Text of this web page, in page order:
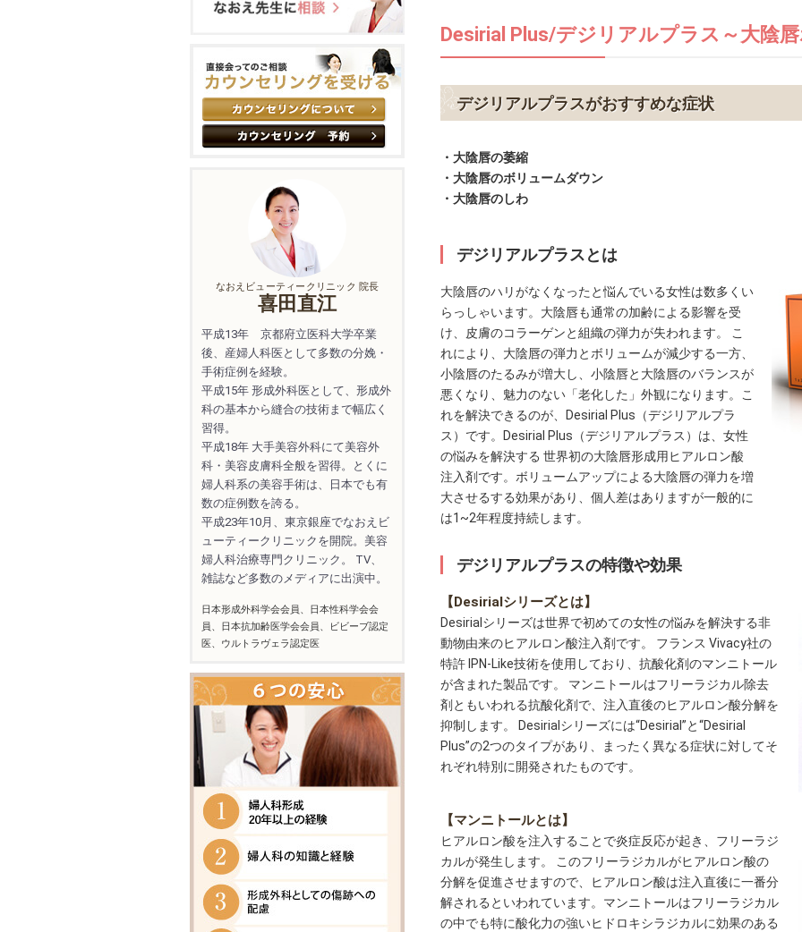
Desirial Plus/デジリアルプラス～大陰
デジリアルプラスがおすすめな症状
・大陰唇の萎縮
・大陰唇のボリュームダウン
・大陰唇のしわ
デジリアルプラスとは
大陰唇のハリがなくなったと悩んでいる女性は数多くい
らっしゃいます。大陰唇も通常の加齢による影響を受
け、皮膚のコラーゲンと組織の弾力が失われます。 こ
れにより、大陰唇の弾力とボリュームが減少する一方、
小陰唇のたるみが増大し、小陰唇と大陰唇のバランスが
悪くなり、魅力のない「老化した」外観になります。こ
れを解決できるのが、Desirial Plus（デジリアルプラ
ス）です。Desirial Plus（デジリアルプラス）は、女性
の悩みを解決する 世界初の大陰唇形成用ヒアルロン酸
注入剤です。ボリュームアップによる大陰唇の弾力を増
大させるする効果があり、個人差はありますが一般的に
は1~2年程度持続します。
デジリアルプラスの特徴や効果
【Desirialシリーズとは】
Desirialシリーズは世界で初めての女性の悩みを解決する非
動物由来のヒアルロン酸注入剤です。 フランス Vivacy社の
特許 IPN-Like技術を使用しており、抗酸化剤のマンニトール
が含まれた製品です。 マンニトールはフリーラジカル除去
剤ともいわれる抗酸化剤で、注入直後のヒアルロン酸分解を
抑制します。 Desirialシリーズには“Desirial”と“Desirial
Plus”の2つのタイプがあり、まったく異なる症状に対してそ
れぞれ特別に開発されたものです。
【マンニトールとは】
ヒアルロン酸を注入することで炎症反応が起き、フリーラジ
カルが発生します。 このフリーラジカルがヒアルロン酸の
分解を促進させますので、ヒアルロン酸は注入直後に一番分
解されるといわれています。マンニトールはフリーラジカル
の中でも特に酸化力の強いヒドロキシラジカルに効果のある
なおえビューティークリニック 院長
喜田直江
平成13年 京都府立医科大学卒業
後、産婦人科医として多数の分娩・
手術症例を経験。
平成15年 形成外科医として、形成外
科の基本から縫合の技術まで幅広く
習得。
平成18年 大手美容外科にて美容外
科・美容皮膚科全般を習得。とくに
婦人科系の美容手術は、日本でも有
数の症例数を誇る。
平成23年10月、東京銀座でなおえビ
ューティークリニックを開院。美容
婦人科治療専門クリニック。 TV、
雑誌など多数のメディアに出演中。
日本形成外科学会会員、日本性科学会会
員、日本抗加齢医学会会員、ビビーブ認定
医、ウルトラヴェラ認定医